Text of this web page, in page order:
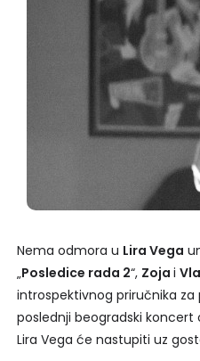
Nema odmora u Lira Vega
„Posledice rada 2“, Zoja i
introspektivnog priručnika za
poslednji beogradski koncert
Lira Vega će nastupiti uz